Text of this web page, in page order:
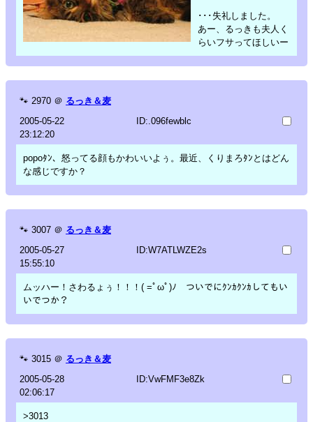
･･･失礼しました。
あー、るっきも夫人く
らいフサってほしいー
🐾 2970 ＠ るっき＆麦
2005-05-22
23:12:20
ID:.096fewblc
popoﾀﾝ、怒ってる顔もかわいいよぅ。最近、くりまろﾀﾝとはどん
な感じですか？
🐾 3007 ＠ るっき＆麦
2005-05-27
15:55:10
ID:W7ATLWZE2s
ムッハー！さわるょぅ！！！( =ﾟωﾟ)ﾉ ついでにｸﾝｶｸﾝｶしてもい
いでつか？
🐾 3015 ＠ るっき＆麦
2005-05-28
02:06:17
ID:VwFMF3e8Zk
>3013